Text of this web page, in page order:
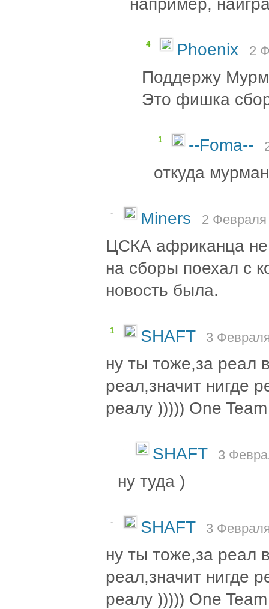
4 Phoenix 2
Поддержу
Это фишка
1 --Foma--
откуда
- Miners 2 Февраля
ЦСКА африканца не
на сборы поехал с
новость была.
1 SHAFT 3
ну ты тоже,за реал
реал,значит нигде
реалу ))))) One
- SHAFT 3
ну туда )
- SHAFT 3
ну ты тоже,за реал
реал,значит нигде
реалу ))))) One